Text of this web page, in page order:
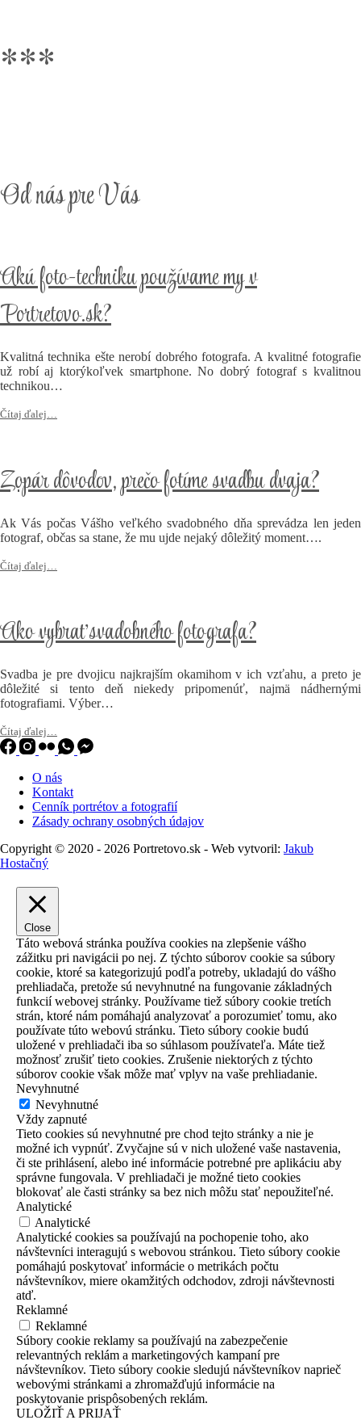
***
Od nás pre Vás
Akú foto-techniku používame my v
Portretovo.sk?
Kvalitná technika ešte nerobí dobrého fotografa. A kvalitné fotografie
už robí aj ktorýkoľvek smartphone. No dobrý fotograf s kvalitnou
technikou…
Čítaj ďalej…
Zopár dôvodov, prečo fotíme svadbu dvaja?
Ak Vás počas Vášho veľkého svadobného dňa sprevádza len jeden
fotograf, občas sa stane, že mu ujde nejaký dôležitý moment….
Čítaj ďalej…
Ako vybrať svadobného fotografa?
Svadba je pre dvojicu najkrajším okamihom v ich vzťahu, a preto je
dôležité si tento deň niekedy pripomenúť, najmä nádhernými
fotografiami. Výber…
Čítaj ďalej…
O nás
Kontakt
Cenník portrétov a fotografií
Zásady ochrany osobných údajov
Copyright © 2020 - 2026 Portretovo.sk - Web vytvoril: Jakub
Hostačný
Close
Táto webová stránka používa cookies na zlepšenie vášho
zážitku pri navigácii po nej. Z týchto súborov cookie sa súbory
cookie, ktoré sa kategorizujú podľa potreby, ukladajú do vášho
prehliadača, pretože sú nevyhnutné na fungovanie základných
funkcií webovej stránky. Používame tiež súbory cookie tretích
strán, ktoré nám pomáhajú analyzovať a porozumieť tomu, ako
používate túto webovú stránku. Tieto súbory cookie budú
uložené v prehliadači iba so súhlasom používateľa. Máte tiež
možnosť zrušiť tieto cookies. Zrušenie niektorých z týchto
súborov cookie však môže mať vplyv na vaše prehliadanie.
Nevyhnutné
Nevyhnutné
Vždy zapnuté
Tieto cookies sú nevyhnutné pre chod tejto stránky a nie je
možné ich vypnúť. Zvyčajne sú v nich uložené vaše nastavenia,
či ste prihlásení, alebo iné informácie potrebné pre aplikáciu aby
správne fungovala. V prehliadači je možné tieto cookies
blokovať ale časti stránky sa bez nich môžu stať nepoužiteľné.
Analytické
Analytické
Analytické cookies sa používajú na pochopenie toho, ako
návštevníci interagujú s webovou stránkou. Tieto súbory cookie
pomáhajú poskytovať informácie o metrikách počtu
návštevníkov, miere okamžitých odchodov, zdroji návštevnosti
atď.
Reklamné
Reklamné
Súbory cookie reklamy sa používajú na zabezpečenie
relevantných reklám a marketingových kampaní pre
návštevníkov. Tieto súbory cookie sledujú návštevníkov naprieč
webovými stránkami a zhromažďujú informácie na
poskytovanie prispôsobených reklám.
ULOŽIŤ A PRIJAŤ